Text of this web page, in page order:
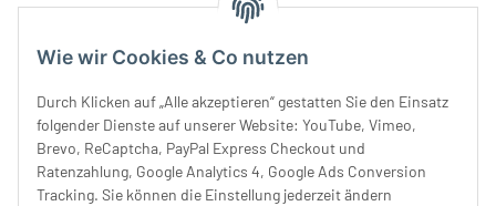
Wie wir Cookies & Co nutzen
Durch Klicken auf „Alle akzeptieren“ gestatten Sie den Einsatz
folgender Dienste auf unserer Website: YouTube, Vimeo,
Brevo, ReCaptcha, PayPal Express Checkout und
Ratenzahlung, Google Analytics 4, Google Ads Conversion
Tracking. Sie können die Einstellung jederzeit ändern